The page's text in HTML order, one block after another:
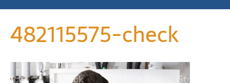
482115575-check